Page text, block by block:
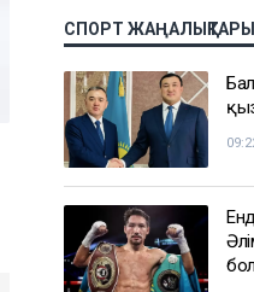
СПОРТ ЖАҢАЛЫҚТАРЫ